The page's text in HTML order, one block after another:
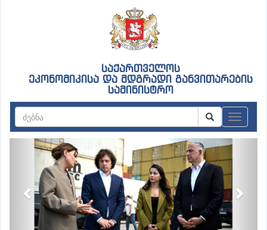
საქართველოს
ეკონომიკისა და მდგრადი განვითარების
სამინისტრო
Previous